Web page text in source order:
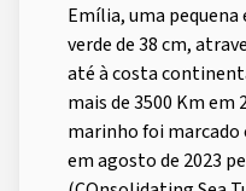
Emília, uma
verde de 38 cm,
até à costa
mais de 3500 Km em
marinho foi
em agosto de 2023